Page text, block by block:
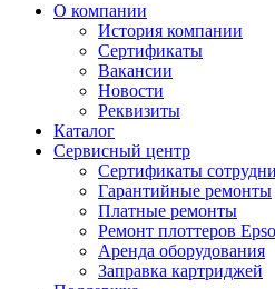
О компании
История компании
Сертификаты
Вакансии
Новости
Реквизиты
Каталог
Сервисный центр
Сертификаты
Гарантийные ремонты
Платные ремонты
Ремонт плоттеров
Аренда оборудования
Заправка картриджей